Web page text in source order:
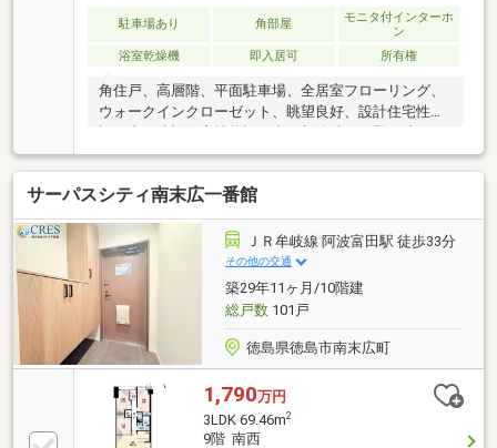
駐車場あり 角部屋
モニタ付インターホ
ン
浴室乾燥機
即入居可 所有権
角住戸、高層階、平面駐車場、全居室フローリング、
ウォークインクローゼット、眺望良好、設計住宅性能
評価書、建設住宅性能評価書（新築時）、即引渡可、
オーシャンビュー、省エネ給湯器、システムキッチ
ン、浴室乾燥機、陽当り良好、シャワー付洗面化粧
台、対面式キッチン、バリアフリー、２面以上バルコ
ニー、複層ガラス、オートバス、温水洗浄便座、ＴＶ
モニタ付インターホン、節水型トイレ、通風良好、ペ
ット相談、エレベーター、宅配ボックス、駐輪場、食
器洗乾燥機、バイク置場
サーパスシティ南末広一番館
ＪＲ牟岐線 阿波富田駅 徒歩33分
その他の交通
築29年11ヶ月/10階建
総戸数101戸
徳島県徳島市南末広町
1,790万円
3LDK 69.46m2
9階 南西